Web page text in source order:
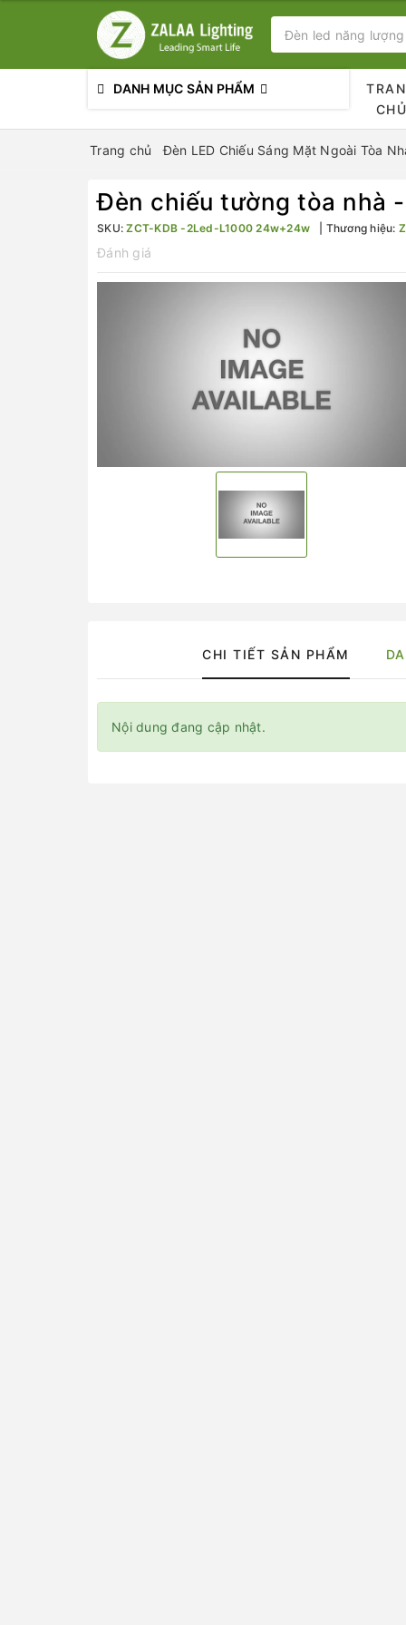
DANH MỤC SẢN PHẨM
Trang chủ Đèn LED Chiếu Sáng Mặt Ngoài Tòa
Đèn chiếu tường tòa nhà
SKU:ZCT-KDB -2Led-L1000 24w+24w Thương hiệu:
Đánh giá
CHI TIẾT SẢN PHẨM
Nội dung đang cập nhật.